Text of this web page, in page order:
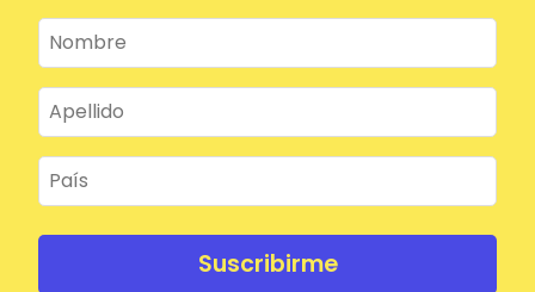
Suscribirme
Mantenerme conectado